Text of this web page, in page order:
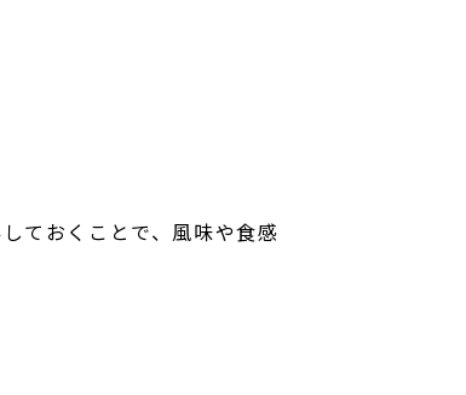
ておくことで、風味や食感